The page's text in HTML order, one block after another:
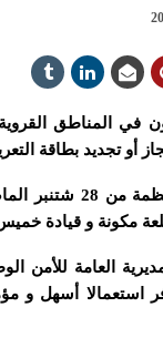
900 شخص يعيشون في
أو تجديد بطاقة
العامة للأمن
استعمالا أسهل